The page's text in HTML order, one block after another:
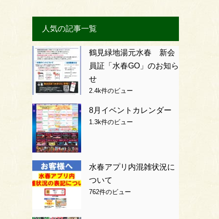
人気の記事一覧
鶴見緑地湯元水春 新会
員証「水春GO」のお知ら
せ
2.4k件のビュー
8月イベントカレンダー
1.3k件のビュー
水春アプリ内混雑状況に
ついて
762件のビュー